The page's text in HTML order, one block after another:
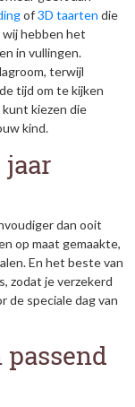
of3D taarten die
hebben het
in vullingen.
terwijl
tijd om te kijken
kiezen die
kind.
jaar
dan ooit
op maat gemaakte,
En het beste van
zodat je verzekerd
de speciale dag van